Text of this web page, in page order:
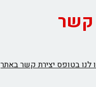
קשר
בטופס יצירת קשר באתר